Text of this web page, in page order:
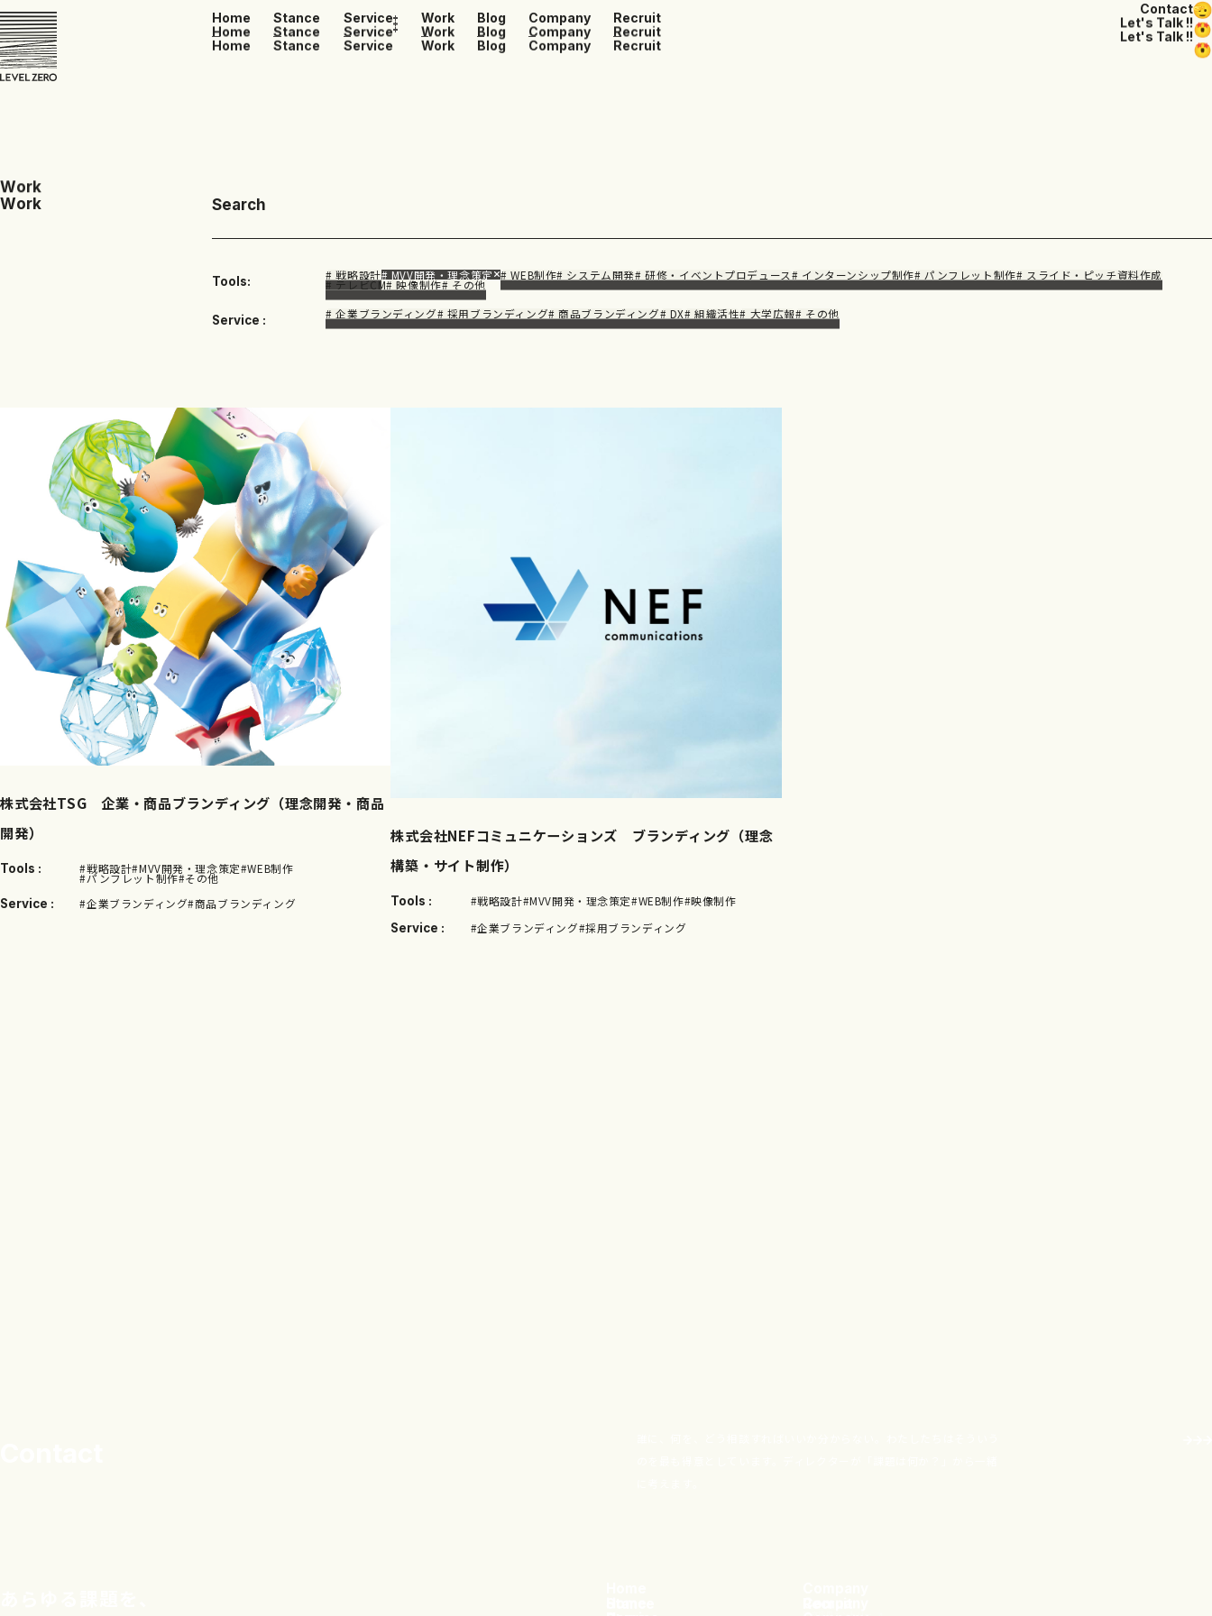
Home
Home
Home
Stance
Stance
Stance
Service
Service
Service
Work
Work
Work
Blog
Blog
Blog
Company
Company
Company
Recruit
Recruit
Recruit
Contact
Let's Talk !!
Let's Talk !!
Work
Work Search
Tools: # 戦略設計# MVV開発・理念策定 # WEB制作# システム開発# 研修・イベントプロデュース# インターンシップ制作# パンフレット制作# スライド・ピッチ資料作成
# テレビCM# 映像制作# その他
Service : # 企業ブランディング# 採用ブランディング# 商品ブランディング# DX# 組織活性# 大学広報# その他
株式会社TSG 企業・商品ブランディング（理念開発・商品
開発）
Tools : #戦略設計#MVV開発・理念策定#WEB制作
#パンフレット制作#その他
Service : #企業ブランディング#商品ブランディング
株式会社NEFコミュニケーションズ ブランディング（理念
構築・サイト制作）
Tools : #戦略設計#MVV開発・理念策定#WEB制作#映像制作
Service : #企業ブランディング#採用ブランディング